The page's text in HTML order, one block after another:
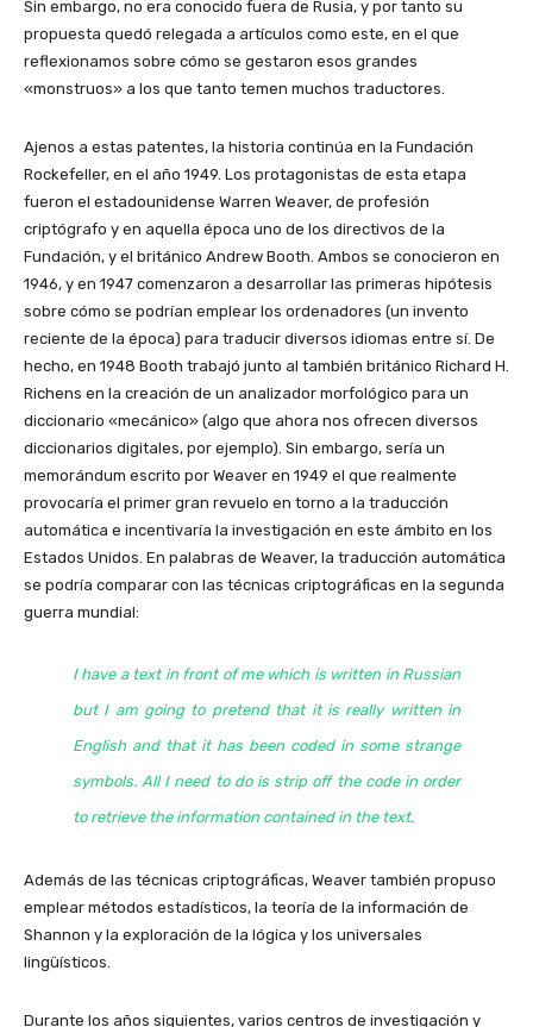
Sin embargo, no era conocido fuera de Rusia, y por tanto su
propuesta quedó relegada a artículos como este, en el que
reflexionamos sobre cómo se gestaron esos grandes
«monstruos» a los que tanto temen muchos traductores.
Ajenos a estas patentes, la historia continúa en la Fundación
Rockefeller, en el año 1949. Los protagonistas de esta etapa
fueron el estadounidense Warren Weaver, de profesión
criptógrafo y en aquella época uno de los directivos de la
Fundación, y el británico Andrew Booth. Ambos se conocieron en
1946, y en 1947 comenzaron a desarrollar las primeras hipótesis
sobre cómo se podrían emplear los ordenadores (un invento
reciente de la época) para traducir diversos idiomas entre sí. De
hecho, en 1948 Booth trabajó junto al también británico Richard H.
Richens en la creación de un analizador morfológico para un
diccionario «mecánico» (algo que ahora nos ofrecen diversos
diccionarios digitales, por ejemplo). Sin embargo, sería un
memorándum escrito por Weaver en 1949 el que realmente
provocaría el primer gran revuelo en torno a la traducción
automática e incentivaría la investigación en este ámbito en los
Estados Unidos. En palabras de Weaver, la traducción automática
se podría comparar con las técnicas criptográficas en la segunda
guerra mundial:
I have a text in front of me which is written in Russian
but I am going to pretend that it is really written in
English and that it has been coded in some strange
symbols. All I need to do is strip off the code in order
to retrieve the information contained in the text.
Además de las técnicas criptográficas, Weaver también propuso
emplear métodos estadísticos, la teoría de la información de
Shannon y la exploración de la lógica y los universales
lingüísticos.
Durante los años siguientes, varios centros de investigación y